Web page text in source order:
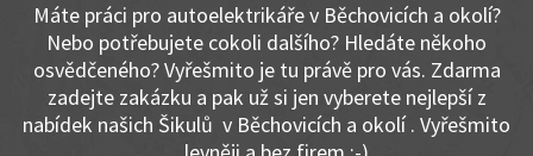
Máte práci pro autoelektrikáře v Běchovicích a okolí?
Nebo potřebujete cokoli dalšího? Hledáte někoho
osvědčeného? Vyřešmito je tu právě pro vás. Zdarma
zadejte zakázku a pak už si jen vyberete nejlepší z
nabídek našich Šikulů v Běchovicích a okolí . Vyřešmito